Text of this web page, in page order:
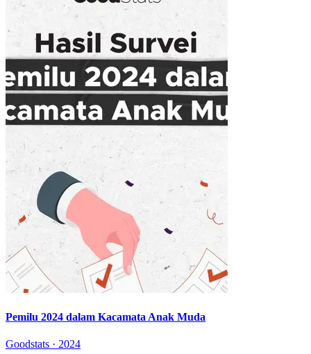
Pemilu 2024 dalam Kacamata Anak Muda
Goodstats · 2024